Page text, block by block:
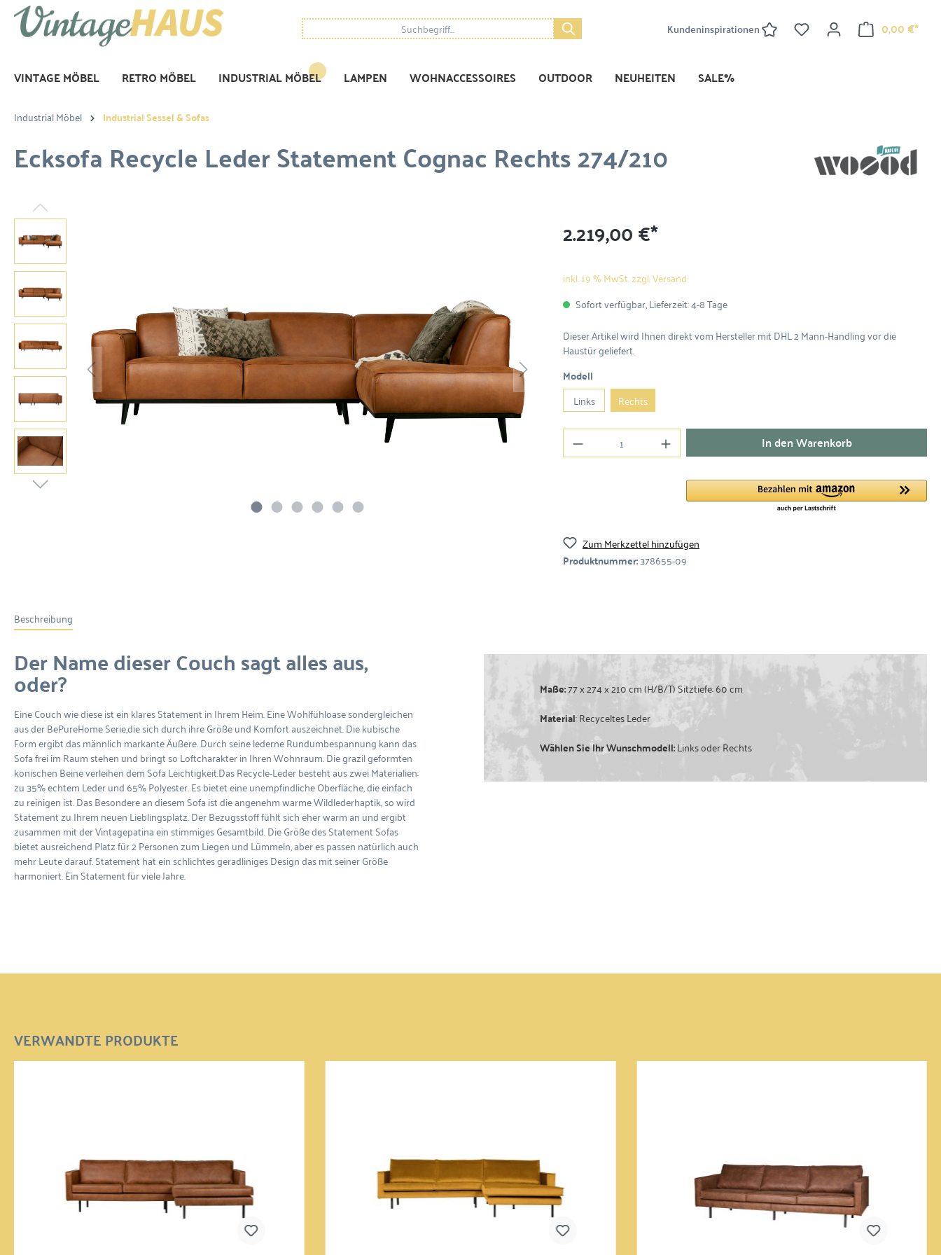
Kundeninspirationen 0,00 €*
VINTAGE MÖBEL RETRO MÖBEL INDUSTRIAL MÖBEL LAMPEN WOHNACCESSOIRES OUTDOOR NEUHEITEN SALE%
Industrial Möbel Industrial Sessel & Sofas
Ecksofa Recycle Leder Statement Cognac Rechts 274/210
2.219,00 €*
inkl. 19 % MwSt. zzgl. Versand
Sofort verfügbar, Lieferzeit: 4-8 Tage
Dieser Artikel wird Ihnen direkt vom Hersteller mit DHL 2 Mann-Handling vor die
Haustür geliefert.
Modell
Links Rechts
In den Warenkorb
Zum Merkzettel hinzufügen
Produktnummer:378655-09
Beschreibung
Der Name dieser Couch sagt alles aus,
oder?
Eine Couch wie diese ist ein klares Statement in Ihrem Heim. Eine Wohlfühloase sondergleichen
aus der BePureHome Serie,die sich durch ihre Größe und Komfort auszeichnet. Die kubische
Form ergibt das männlich markante Äußere. Durch seine lederne Rundumbespannung kann das
Sofa frei im Raum stehen und bringt so Loftcharakter in Ihren Wohnraum. Die grazil geformten
konischen Beine verleihen dem Sofa Leichtigkeit.Das Recycle-Leder besteht aus zwei Materialien:
zu 35% echtem Leder und 65% Polyester. Es bietet eine unempfindliche Oberfläche, die einfach
zu reinigen ist. Das Besondere an diesem Sofa ist die angenehm warme Wildlederhaptik, so wird
Statement zu Ihrem neuen Lieblingsplatz. Der Bezugsstoff fühlt sich eher warm an und ergibt
zusammen mit der Vintagepatina ein stimmiges Gesamtbild. Die Größe des Statement Sofas
bietet ausreichend Platz für 2 Personen zum Liegen und Lümmeln, aber es passen natürlich auch
mehr Leute darauf. Statement hat ein schlichtes geradliniges Design das mit seiner Größe
harmoniert. Ein Statement für viele Jahre.
Maße:77 x 274 x 210 cm (H/B/T) Sitztiefe: 60 cm
Material: Recyceltes Leder
Wählen Sie Ihr Wunschmodell:Links oder Rechts
VERWANDTE PRODUKTE